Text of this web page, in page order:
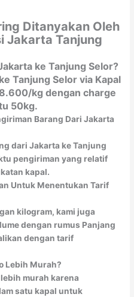
Ditanyakan Oleh
Jakarta Tanjung
ke Tanjung Selor?
Tanjung Selor via Kapal
kg dengan charge
50kg.
Barang Dari Jakarta
dari Jakarta ke Tanjung
pengiriman yang relatif
kapal.
Untuk Menentukan Tarif
kilogram, kami juga
dengan rumus Panjang
dengan tarif
Lebih Murah?
murah karena
satu kapal untuk